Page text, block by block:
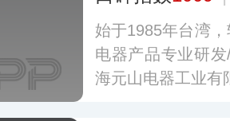
始于1985年台湾
电器产品专业研
海元山电器工业